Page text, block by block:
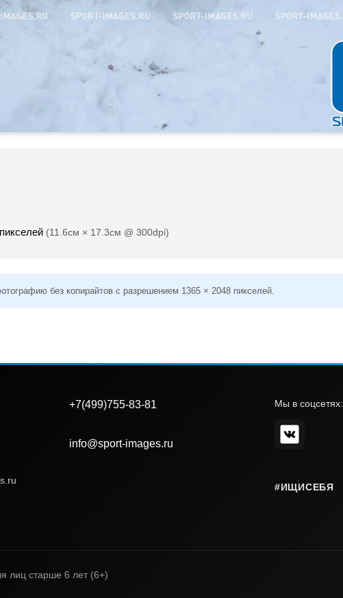
(11.6см × 17.3см @ 300dpi)
без копирайтов с разрешением 1365 × 2048 пикселей.
+7(499)755-83-81
info@sport-images.ru
Мы в соцсетях:
#ИЩИСЕБЯ
лиц старше 6 лет (6+)